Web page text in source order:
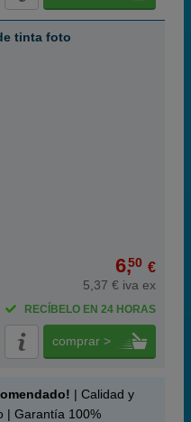
tinta foto
6,50 €
5,37 € iva ex
RECÍBELO EN 24 HORAS
comprar >
| Calidad y
| Garantía 100%